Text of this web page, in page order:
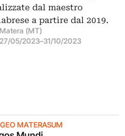
dal maestro
a partire dal 2019.
Matera (MT)
27/05/2023–31/10/2023
MATERASUM